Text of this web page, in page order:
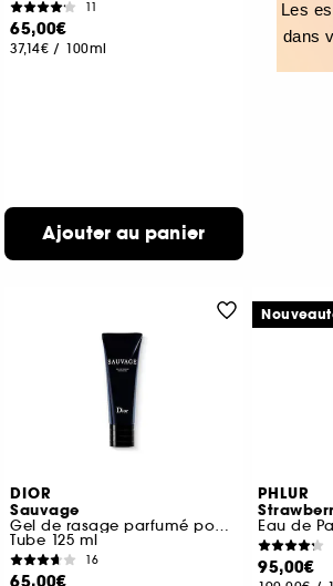
11
65,00€
37,14€ / 100ml
Ajouter au panier
Les
dans
DIOR
Sauvage
Gel de rasage parfumé pour homme
Tube 125 ml
16
65,00€
PHLUR
Eau de
95,00€